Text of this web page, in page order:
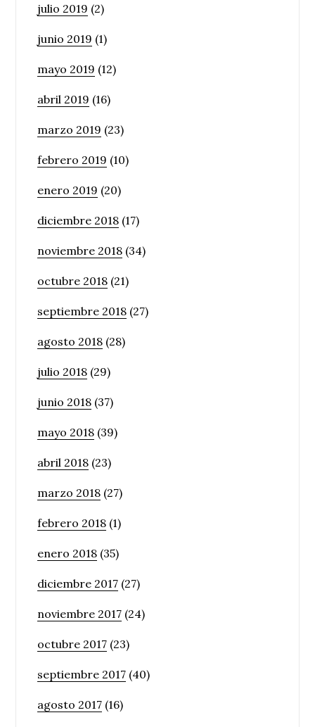
julio 2019 (2)
junio 2019 (1)
mayo 2019 (12)
abril 2019 (16)
marzo 2019 (23)
febrero 2019 (10)
enero 2019 (20)
diciembre 2018 (17)
noviembre 2018 (34)
octubre 2018 (21)
septiembre 2018 (27)
agosto 2018 (28)
julio 2018 (29)
junio 2018 (37)
mayo 2018 (39)
abril 2018 (23)
marzo 2018 (27)
febrero 2018 (1)
enero 2018 (35)
diciembre 2017 (27)
noviembre 2017 (24)
octubre 2017 (23)
septiembre 2017 (40)
agosto 2017 (16)